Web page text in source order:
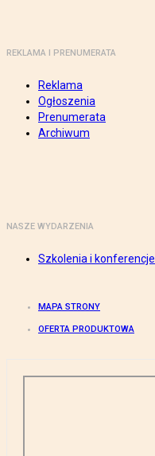
REKLAMA I PRENUMERATA
Reklama
Ogłoszenia
Prenumerata
Archiwum
NASZE WYDARZENIA
Szkolenia i konferencje
MAPA STRONY
OFERTA PRODUKTOWA